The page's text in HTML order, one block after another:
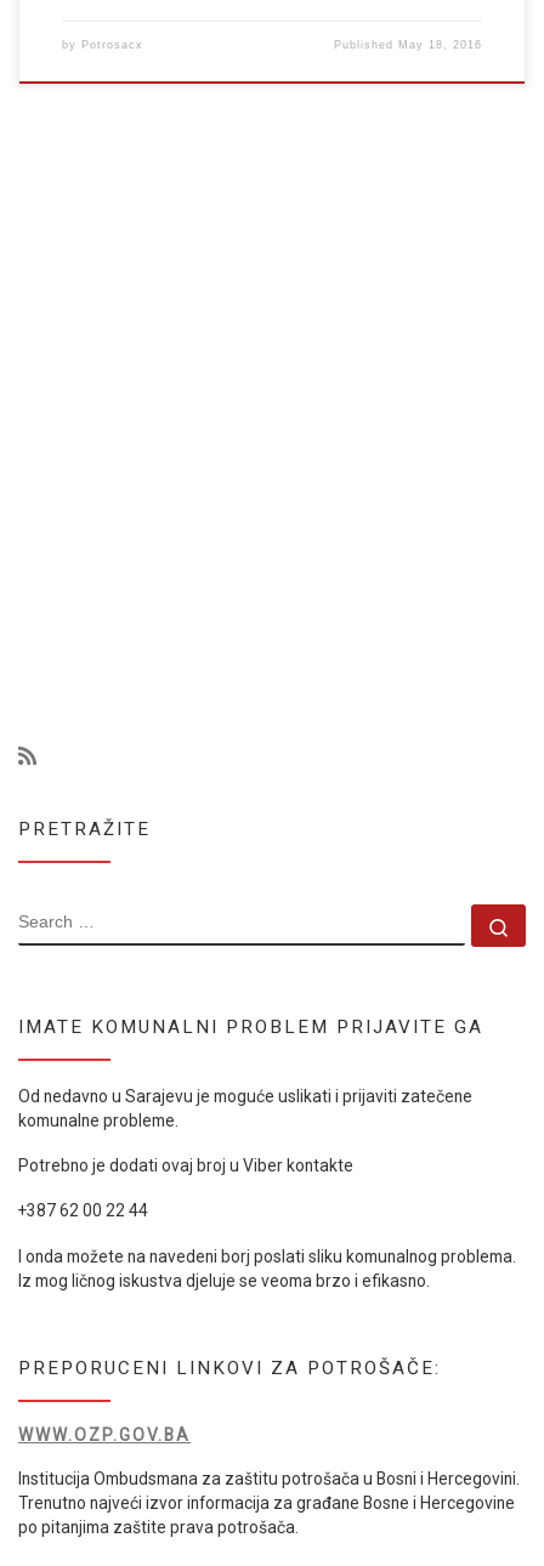
by Potrosacx Published May 18, 2016
PRETRAŽITE
SEARCH
IMATE KOMUNALNI PROBLEM PRIJAVITE GA
Od nedavno u Sarajevu je moguće uslikati i prijaviti zatečene
komunalne probleme.
Potrebno je dodati ovaj broj u Viber kontakte
+387 62 00 22 44
I onda možete na navedeni borj poslati sliku komunalnog problema.
Iz mog ličnog iskustva djeluje se veoma brzo i efikasno.
PREPORUCENI LINKOVI ZA POTROŠAČE:
WWW.OZP.GOV.BA
Institucija Ombudsmana za zaštitu potrošača u Bosni i Hercegovini.
Trenutno najveći izvor informacija za građane Bosne i Hercegovine
po pitanjima zaštite prava potrošača.